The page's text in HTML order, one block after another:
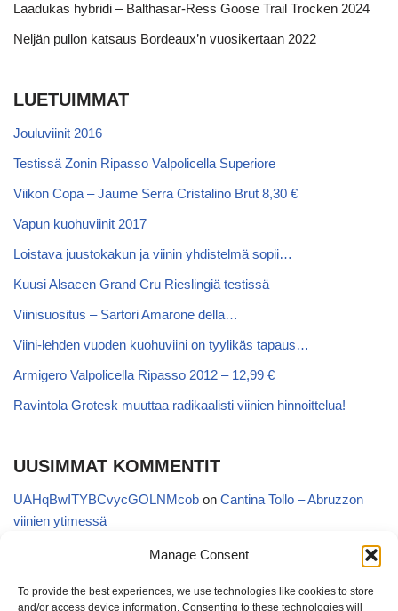
Manage Consent
To provide the best experiences, we use technologies like cookies to store
and/or access device information. Consenting to these technologies will
Laadukas hybridi – Balthasar-Ress Goose Trail Trocken 2024
Neljän pullon katsaus Bordeaux’n vuosikertaan 2022
LUETUIMMAT
Jouluviinit 2016
Testissä Zonin Ripasso Valpolicella Superiore
Viikon Copa – Jaume Serra Cristalino Brut 8,30 €
Vapun kuohuviinit 2017
Loistava juustokakun ja viinin yhdistelmä sopii…
Kuusi Alsacen Grand Cru Rieslingiä testissä
Viinisuositus – Sartori Amarone della…
Viini-lehden vuoden kuohuviini on tyylikäs tapaus…
Armigero Valpolicella Ripasso 2012 – 12,99 €
Ravintola Grotesk muuttaa radikaalisti viinien hinnoittelua!
UUSIMMAT KOMMENTIT
UAHqBwITYBCvycGOLNMcob on Cantina Tollo – Abruzzon
viinien ytimessä
EgVGGttRTxKfbqUaWNglbonCantina Tollo – Abruzzon viinien
AnonymousonKyläviini Riojasta – Ortega Ezquerro Vino de